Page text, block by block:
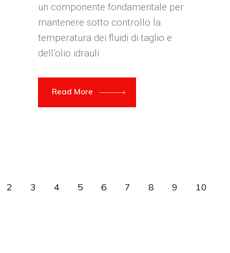
un componente fondamentale per
mantenere sotto controllo la
temperatura dei fluidi di taglio e
dell’olio idrauli
Read More
2 3 4 5 6 7 8 9 10